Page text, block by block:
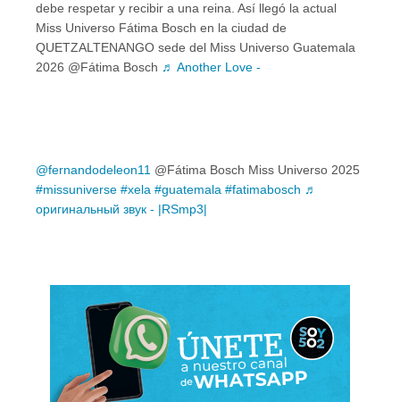
debe respetar y recibir a una reina. Así llegó la actual
Miss Universo Fátima Bosch en la ciudad de
QUETZALTENANGO sede del Miss Universo Guatemala
2026 @Fátima Bosch ♬ Another Love -
@fernandodeleon11 @Fátima Bosch Miss Universo 2025
#missuniverse #xela #guatemala #fatimabosch ♬
оригинальный звук - |RSmp3|